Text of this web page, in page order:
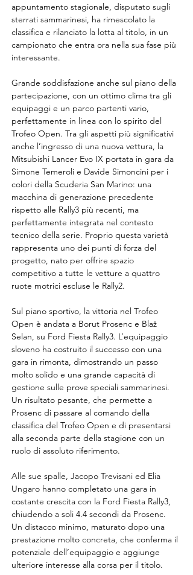
appuntamento stagionale, disputato sugli
sterrati sammarinesi, ha rimescolato la
classifica e rilanciato la lotta al titolo, in un
campionato che entra ora nella sua fase più
interessante.
Grande soddisfazione anche sul piano della
partecipazione, con un ottimo clima tra gli
equipaggi e un parco partenti vario,
perfettamente in linea con lo spirito del
Trofeo Open. Tra gli aspetti più significativi
anche l’ingresso di una nuova vettura, la
Mitsubishi Lancer Evo IX portata in gara da
Simone Temeroli e Davide Simoncini per i
colori della Scuderia San Marino: una
macchina di generazione precedente
rispetto alle Rally3 più recenti, ma
perfettamente integrata nel contesto
tecnico della serie. Proprio questa varietà
rappresenta uno dei punti di forza del
progetto, nato per offrire spazio
competitivo a tutte le vetture a quattro
ruote motrici escluse le Rally2.
Sul piano sportivo, la vittoria nel Trofeo
Open è andata a Borut Prosenc e Blaž
Selan, su Ford Fiesta Rally3. L’equipaggio
sloveno ha costruito il successo con una
gara in rimonta, dimostrando un passo
molto solido e una grande capacità di
gestione sulle prove speciali sammarinesi.
Un risultato pesante, che permette a
Prosenc di passare al comando della
classifica del Trofeo Open e di presentarsi
alla seconda parte della stagione con un
ruolo di assoluto riferimento.
Alle sue spalle, Jacopo Trevisani ed Elia
Ungaro hanno completato una gara in
costante crescita con la Ford Fiesta Rally3,
chiudendo a soli 4.4 secondi da Prosenc.
Un distacco minimo, maturato dopo una
prestazione molto concreta, che conferma il
potenziale dell’equipaggio e aggiunge
ulteriore interesse alla corsa per il titolo.